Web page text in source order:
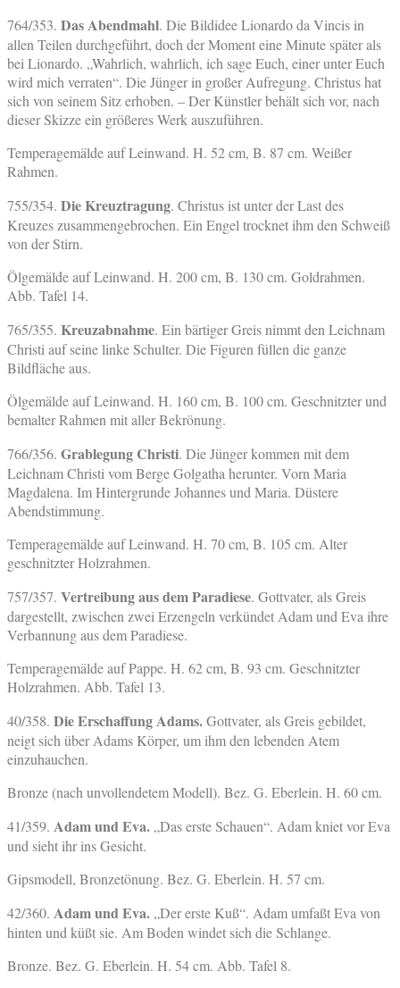
764/353. Das Abendmahl. Die Bildidee Lionardo da Vincis in
allen Teilen durchgeführt, doch der Moment eine Minute später als
bei Lionardo. „Wahrlich, wahrlich, ich sage Euch, einer unter Euch
wird mich verraten“. Die Jünger in großer Aufregung. Christus hat
sich von seinem Sitz erhoben. – Der Künstler behält sich vor, nach
dieser Skizze ein größeres Werk auszuführen.
Temperagemälde auf Leinwand. H. 52 cm, B. 87 cm. Weißer
Rahmen.
755/354. Die Kreuztragung. Christus ist unter der Last des
Kreuzes zusammengebrochen. Ein Engel trocknet ihm den Schweiß
von der Stirn.
Ölgemälde auf Leinwand. H. 200 cm, B. 130 cm. Goldrahmen.
Abb. Tafel 14.
765/355. Kreuzabnahme. Ein bärtiger Greis nimmt den Leichnam
Christi auf seine linke Schulter. Die Figuren füllen die ganze
Bildfläche aus.
Ölgemälde auf Leinwand. H. 160 cm, B. 100 cm. Geschnitzter und
bemalter Rahmen mit aller Bekrönung.
766/356. Grablegung Christi. Die Jünger kommen mit dem
Leichnam Christi vom Berge Golgatha herunter. Vorn Maria
Magdalena. Im Hintergrunde Johannes und Maria. Düstere
Abendstimmung.
Temperagemälde auf Leinwand. H. 70 cm, B. 105 cm. Alter
geschnitzter Holzrahmen.
757/357. Vertreibung aus dem Paradiese. Gottvater, als Greis
dargestellt, zwischen zwei Erzengeln verkündet Adam und Eva ihre
Verbannung aus dem Paradiese.
Temperagemälde auf Pappe. H. 62 cm, B. 93 cm. Geschnitzter
Holzrahmen. Abb. Tafel 13.
40/358. Die Erschaffung Adams.Gottvater, als Greis gebildet,
neigt sich über Adams Körper, um ihm den lebenden Atem
einzuhauchen.
Bronze (nach unvollendetem Modell). Bez. G. Eberlein. H. 60 cm.
41/359. Adam und Eva. „Das erste Schauen“. Adam kniet vor Eva
und sieht ihr ins Gesicht.
Gipsmodell, Bronzetönung. Bez. G. Eberlein. H. 57 cm.
42/360. Adam und Eva. „Der erste Kuß“. Adam umfaßt Eva von
hinten und küßt sie. Am Boden windet sich die Schlange.
Bronze. Bez. G. Eberlein. H. 54 cm. Abb. Tafel 8.